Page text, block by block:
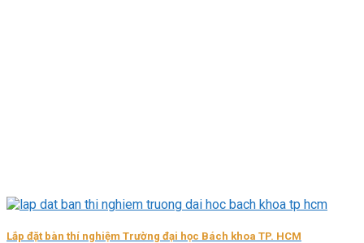
Lắp đặt bàn thí nghiệm Trường đại học Bách khoa TP. HCM